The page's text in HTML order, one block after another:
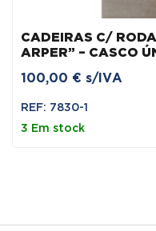
CADEIRAS C/
ARPER” – CASCO
100,00 € s/IVA
REF: 7830-1
3 Em stock